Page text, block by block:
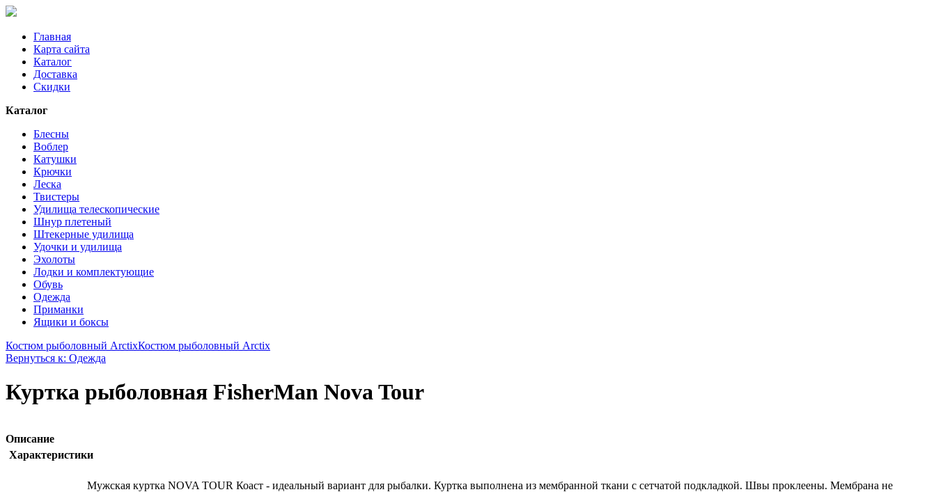
Главная
Карта сайта
Каталог
Доставка
Скидки
Каталог
Блесны
Воблер
Катушки
Крючки
Леска
Твистеры
Удилища телескопические
Шнур плетеный
Штекерные удилища
Удочки и удилища
Эхолоты
Лодки и комплектующие
Обувь
Одежда
Приманки
Ящики и боксы
Костюм рыболовный ArctixКостюм рыболовный Arctix
Вернуться к: Одежда
Куртка рыболовная FisherMan Nova Tour
Описание
Характеристики
Мужская куртка NOVA TOUR Коаст - идеальный вариант для рыбалки. Куртка выполнена из мембранной ткани с сетчатой подкладкой. Швы проклеены. Мембрана не